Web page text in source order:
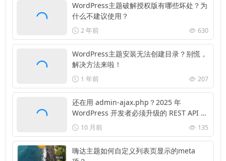
WordPress主题破解授权版有哪些坏处？为
什么不建议使用？
2 年前 630
WordPress主题安装无法创建目录？别慌，
解决方法来啦！
1 年前 207
还在用 admin-ajax.php？2025 年
WordPress 开发者必须升级的 REST API 秘
籍！10 月前 135
嗨达主题如何自定义列表页显示的meta